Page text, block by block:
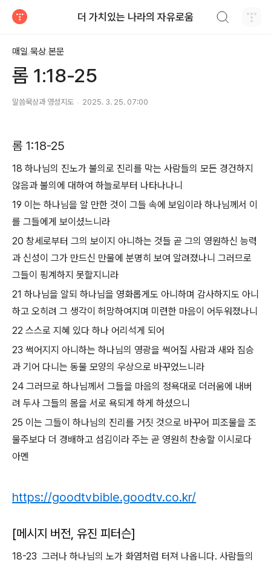
더 가치있는 나라의 자유로움
매일 묵상 본문
롬 1:18-25
말씀묵상과 영성지도 2025. 3. 25. 07:00
롬 1:18-25
18 하나님의 진노가 불의로 진리를 막는 사람들의 모든 경건하지
않음과 불의에 대하여 하늘로부터 나타나나니
19 이는 하나님을 알 만한 것이 그들 속에 보임이라 하나님께서 이
를 그들에게 보이셨느니라
20 창세로부터 그의 보이지 아니하는 것들 곧 그의 영원하신 능력
과 신성이 그가 만드신 만물에 분명히 보여 알려졌나니 그러므로
그들이 핑계하지 못할지니라
21 하나님을 알되 하나님을 영화롭게도 아니하며 감사하지도 아니
하고 오히려 그 생각이 허망하여지며 미련한 마음이 어두워졌나니
22 스스로 지혜 있다 하나 어리석게 되어
23 썩어지지 아니하는 하나님의 영광을 썩어질 사람과 새와 짐승
과 기어 다니는 동물 모양의 우상으로 바꾸었느니라
24 그러므로 하나님께서 그들을 마음의 정욕대로 더러움에 내버
려 두사 그들의 몸을 서로 욕되게 하게 하셨으니
25 이는 그들이 하나님의 진리를 거짓 것으로 바꾸어 피조물을 조
물주보다 더 경배하고 섬김이라 주는 곧 영원히 찬송할 이시로다
아멘
https://goodtvbible.goodtv.co.kr/
[메시지 버전, 유진 피터슨]
18-23 그러나 하나님의 노가 화염처럼 터져 나옵니다. 사람들의